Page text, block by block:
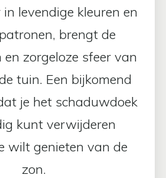
levendige kleuren en
brengt de
zorgeloze sfeer van
tuin. Een bijkomend
je het schaduwdoek
kunt verwijderen
wilt genieten van de
zon.